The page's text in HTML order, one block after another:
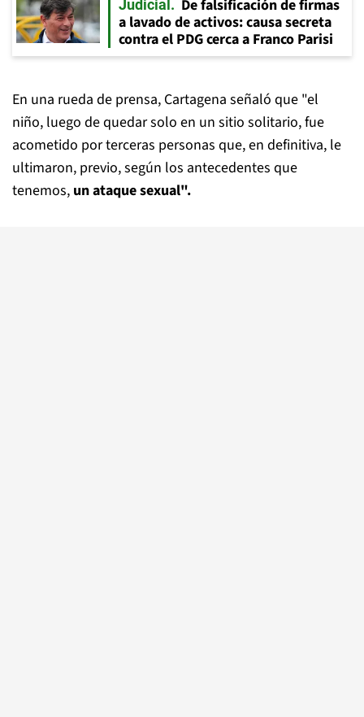
Judicial
De falsificación de firmas
a lavado de activos: causa secreta
contra el PDG cerca a Franco Parisi
En una rueda de prensa, Cartagena señaló que "el
niño, luego de quedar solo en un sitio solitario, fue
acometido por terceras personas que, en definitiva, le
ultimaron, previo, según los antecedentes que
tenemos, un ataque sexual".